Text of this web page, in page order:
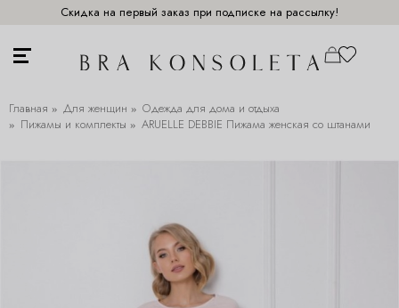
Скидка на первый заказ при подписке на рассылку!
Главная Для женщин
Одежда для дома и отдыха
Пижамы и комплекты
ARUELLE DEBBIE Пижама женская со штанами